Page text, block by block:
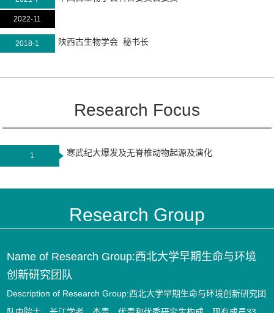
2022-11
2018-1 陕西古生物学会 秘书长
Research Focus
1 寒武纪大爆发及无脊椎动物起源及演化
Research Group
Name of Research Group:西北大学早期生命与环境
创新研究团队
Description of Research Group:西北大学早期生命与环境创新研究团